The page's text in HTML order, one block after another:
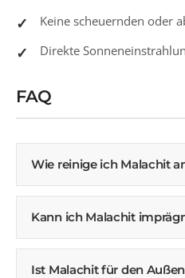
Keine scheuernden oder
Direkte
FAQ
Wie reinige ich Malachit
Kann ich Malachit
Ist Malachit für den